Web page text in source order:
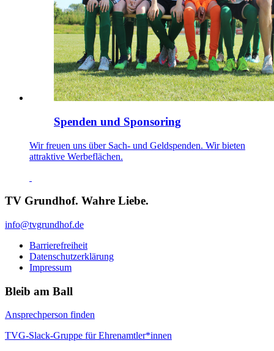
Spenden und Sponsoring
Wir freuen uns über Sach- und Geldspenden. Wir bieten
attraktive Werbeflächen.
TV Grundhof. Wahre Liebe.
info@tvgrundhof.de
Barrierefreiheit
Datenschutzerklärung
Impressum
Bleib am Ball
Ansprechperson finden
TVG-Slack-Gruppe für Ehrenamtler*innen